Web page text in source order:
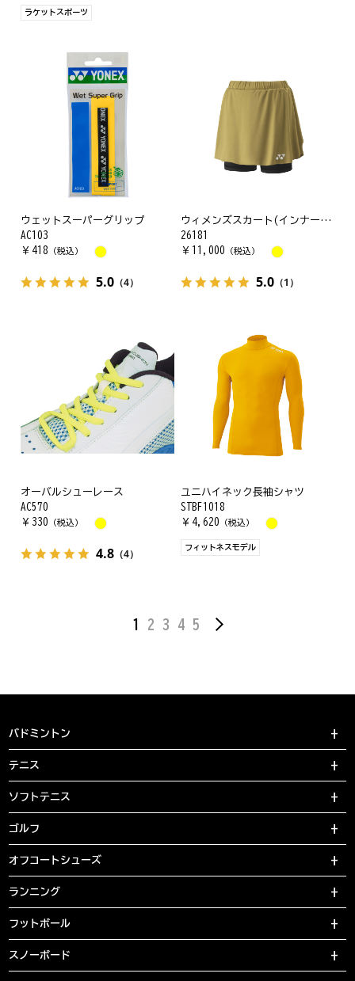
ラケットスポーツ
ウェットスーパーグリップ
AC103
￥ 418 （税込）
5.0 （4）
ウィメンズスカート(インナースパッツ付)
26181
￥ 11,000 （税込）
5.0（1）
オーバルシューレース
AC570
￥ 330 （税込）
4.8 （4）
ユニハイネック長袖シャツ
STBF1018
￥ 4,620 （税込）
フィットネスモデル
1 2 3 4 5
バドミントン
テニス
ソフトテニス
ゴルフ
オフコートシューズ
ランニング
フットボール
スノーボード